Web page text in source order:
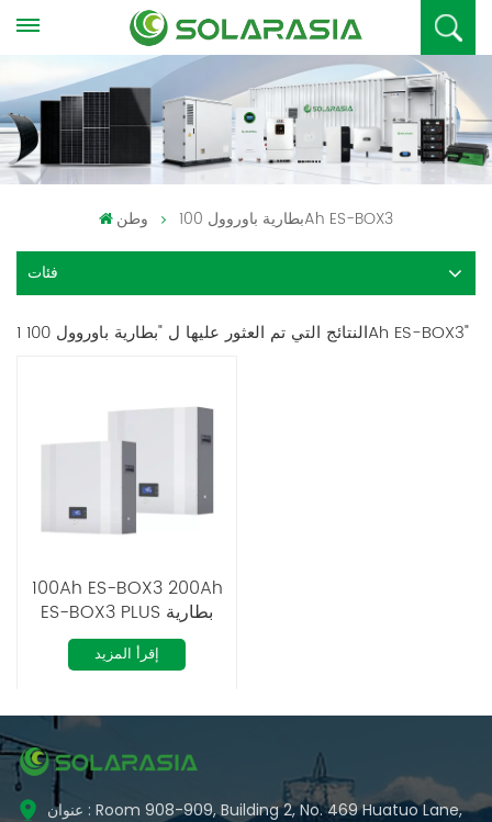
وطن بطارية باوروول 100Ah ES-BOX3
فئات
1 النتائج التي تم العثور عليها ل "بطارية باوروول 100Ah ES-BOX3"
100Ah ES-BOX3 200Ah
ES-BOX3 PLUS بطارية
باوروول LiFePO4
إقرأ المزيد
عنوان : Room 908-909, Building 2, No. 469 Huatuo Lane,